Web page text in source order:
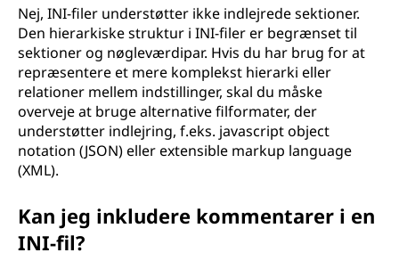
Nej, INI-filer understøtter ikke indlejrede sektioner.
Den hierarkiske struktur i INI-filer er begrænset til
sektioner og nøgleværdipar. Hvis du har brug for at
repræsentere et mere komplekst hierarki eller
relationer mellem indstillinger, skal du måske
overveje at bruge alternative filformater, der
understøtter indlejring, f.eks. javascript object
notation (JSON) eller extensible markup language
(XML).
Kan jeg inkludere kommentarer i en
INI-fil?